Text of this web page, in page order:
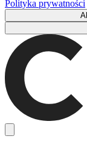
Polityka prywatności